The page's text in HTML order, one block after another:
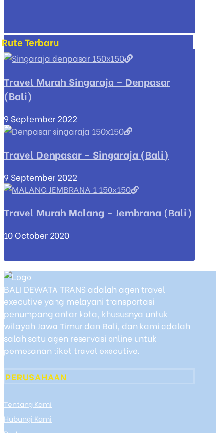
Rute Terbaru
Travel Murah Singaraja – Denpasar
(Bali)
9 September 2022
Travel Denpasar – Singaraja (Bali)
9 September 2022
Travel Murah Malang – Jembrana (Bali)
10 October 2020
BALI DEWATA TRANS adalah agen travel
executive yang melayani transportasi
penumpang antar kota, khususnya untuk
wilayah Jawa Timur dan Bali, dan kami adalah
salah satu agen reservasi online untuk
pemesanan tiket travel executive.
PERUSAHAAN
Tentang Kami
Hubungi Kami